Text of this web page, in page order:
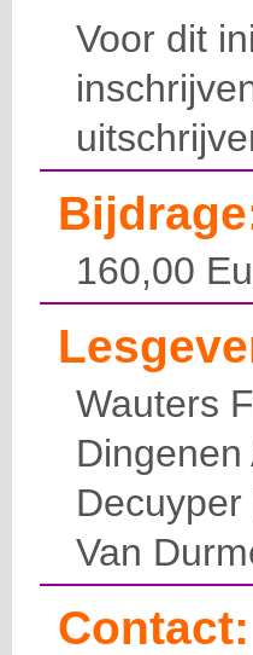
Voor dit
160,00
Wauters
Dingenen
Van
Contact: